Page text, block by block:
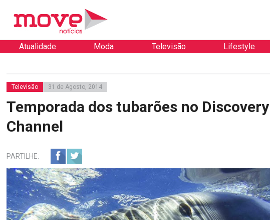
Atualidade Moda Televisão Lifestyle
Televisão 31 de Agosto, 2014
Temporada dos tubarões no Discovery
Channel
PARTILHE: